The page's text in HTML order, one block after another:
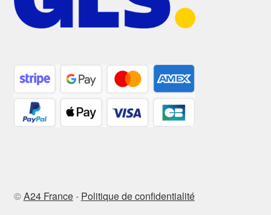
©A24 France- Politique de confidentialité